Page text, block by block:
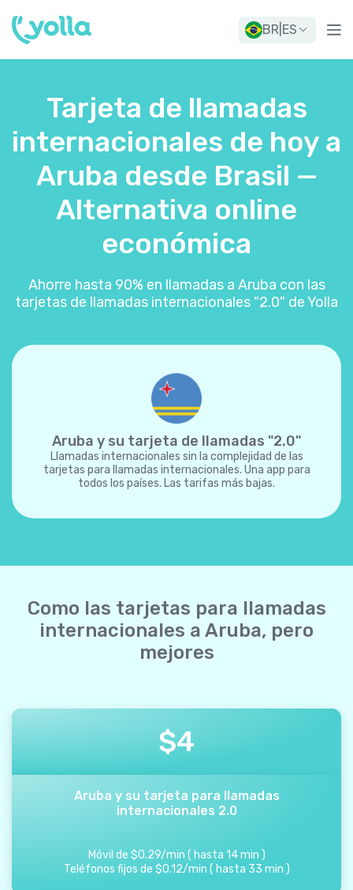
BR ES
Tarjeta de llamadas
internacionales de hoy a
Aruba desde Brasil —
Alternativa online
económica
Ahorre hasta 90% en llamadas a Aruba con las
tarjetas de llamadas internacionales "2.0" de Yolla
Aruba y su tarjeta de llamadas "2.0"
Llamadas internacionales sin la complejidad de las
tarjetas para llamadas internacionales. Una app para
todos los países. Las tarifas más bajas.
Como las tarjetas para llamadas
internacionales a Aruba, pero
mejores
$4
Aruba y su tarjeta para llamadas
internacionales 2.0
Móvil de $0.29/min ( hasta 14 min )
Teléfonos fijos de $0.12/min ( hasta 33 min )